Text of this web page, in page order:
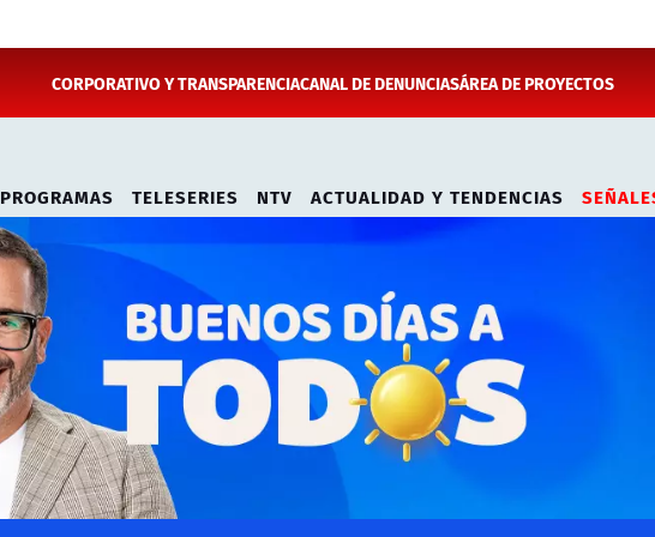
CORPORATIVO Y TRANSPARENCIACANAL DE DENUNCIASÁREA DE PROYECTOS
PROGRAMAS TELESERIES NTV ACTUALIDAD Y TENDENCIAS